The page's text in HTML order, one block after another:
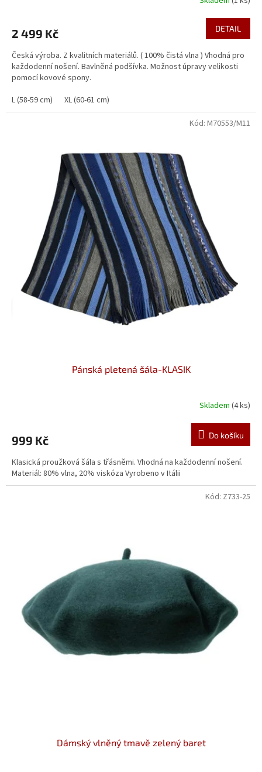
je
z
5
hvězdiček.
2 499 Kč DETAIL
Česká výroba. Z kvalitních materiálů. ( 100% čistá vlna ) Vhodná pro
každodenní nošení. Bavlněná podšívka. Možnost úpravy velikosti
pomocí kovové spony.
L (58-59 cm)
XL (60-61 cm)
Pánská pletená šála-KLASIK
Skladem (4 ks)
999 Kč Do košíku
Klasická proužková šála s třásněmi. Vhodná na každodenní nošení.
Materiál: 80% vlna, 20% viskóza Vyrobeno v Itálii
Kód: M70553/M11
Dámský vlněný tmavě zelený baret
Kód: Z733-25